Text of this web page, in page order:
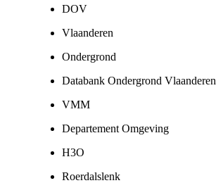
DOV
Vlaanderen
Ondergrond
Databank Ondergrond Vlaanderen
VMM
Departement Omgeving
H3O
Roerdalslenk